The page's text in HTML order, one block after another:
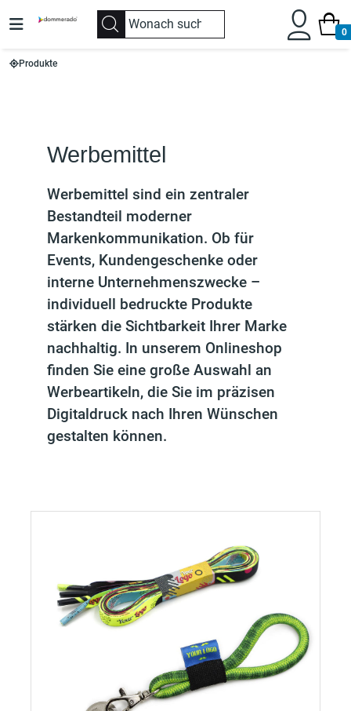
0
Produkte
Werbemittel
Werbemittel sind ein zentraler
Bestandteil moderner
Markenkommunikation. Ob für
Events, Kundengeschenke oder
interne Unternehmenszwecke –
individuell bedruckte Produkte
stärken die Sichtbarkeit Ihrer Marke
nachhaltig. In unserem Onlineshop
finden Sie eine große Auswahl an
Werbeartikeln, die Sie im präzisen
Digitaldruck nach Ihren Wünschen
gestalten können.